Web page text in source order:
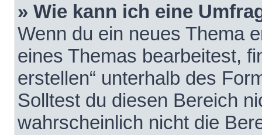
» Wie kann ich eine
Wenn du ein neues Thema
eines Themas bearbeitest,
erstellen“ unterhalb des
Solltest du diesen Bereich
wahrscheinlich nicht die